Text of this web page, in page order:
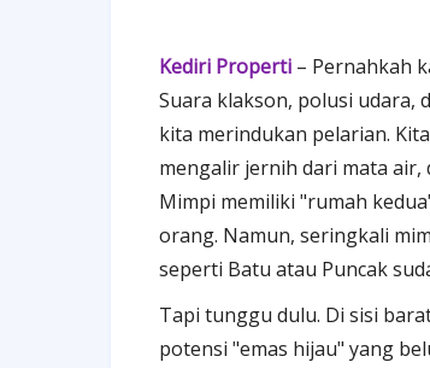
Kediri Properti – Pernahkah
Suara klakson, polusi udara,
kita merindukan pelarian.
mengalir jernih dari mata
Mimpi memiliki "rumah
orang. Namun, seringkali
seperti Batu atau Puncak
Tapi tunggu dulu. Di sisi
potensi "emas hijau" yang